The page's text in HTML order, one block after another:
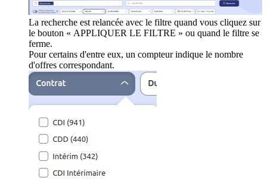
La recherche est relancée avec le filtre quand vous cliquez sur
le bouton « APPLIQUER LE FILTRE » ou quand le filtre se
ferme.
Pour certains d'entre eux, un compteur indique le nombre
d'offres correspondant.